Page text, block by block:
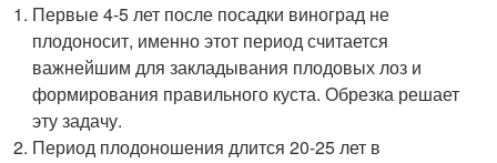
Первые 4-5 лет после посадки виноград не
плодоносит, именно этот период считается
важнейшим для закладывания плодовых лоз и
формирования правильного куста. Обрезка решает
эту задачу.
Период плодоношения длится 20-25 лет в